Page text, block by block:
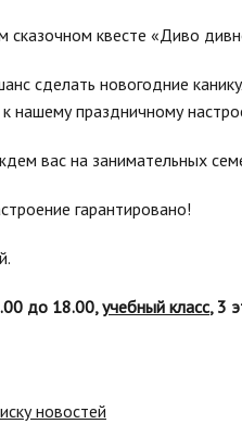
сказочном квесте «Диво
сделать новогодние
к нашему праздничному
вас на занимательных
гарантировано!
до 18.00,учебный класс, 3
новостей